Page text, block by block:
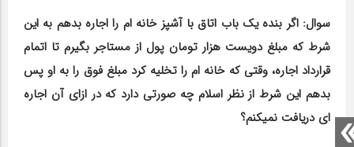
سوال: اگر بنده یک باب اتاق با آشپز خانه ‎ام را اجاره بدهم به این
شرط که مبلغ دویست هزار تومان پول از مستاجر بگیرم تا اتمام
قرارداد اجاره، وقتی که خانه ‎ام را تخلیه کرد مبلغ فوق را به او پس
بدهم این شرط از نظر اسلام چه صورتی دارد که در ازای آن اجاره